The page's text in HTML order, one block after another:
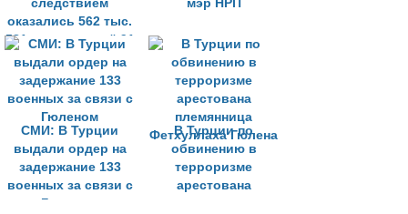
следствием
оказались 562 тыс.
581 человек, ещё 91
тыс. арестованы
мэр НРП
СМИ: В Турции
выдали ордер на
задержание 133
военных за связи с
Гюленом
В Турции по
обвинению в
терроризме
арестована